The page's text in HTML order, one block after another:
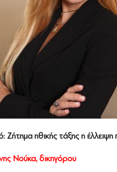
Ζήτημα ηθικής τάξης η
Νούκα, δικηγόρου